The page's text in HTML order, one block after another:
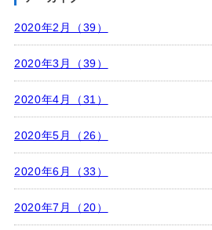
2020年2月（39）
2020年3月（39）
2020年4月（31）
2020年5月（26）
2020年6月（33）
2020年7月（20）